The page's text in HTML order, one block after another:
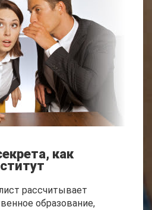
как
рассчитывает
образование,